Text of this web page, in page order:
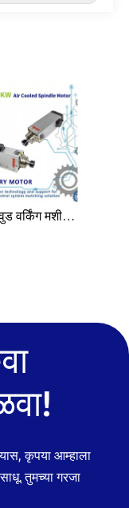
सीएनसी वुड वर्किंग मशीनसाठी उच्च कार्यक्षमता 6.0KW एअर कूल्ड स्पिंडल मोटर ER32
कृपया आम्हाला
तुमच्या गरजा